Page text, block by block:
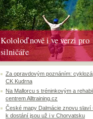
Kololoď nově i ve verzi pro
silničáře
Za opravdovým poznáním:
CK Kudrna
Na Mallorcu s tréninkovým a
centrem Alltraining.cz
České mapy Dalmácie znovu slaví
k dostání jsou už i v Chorvatsku